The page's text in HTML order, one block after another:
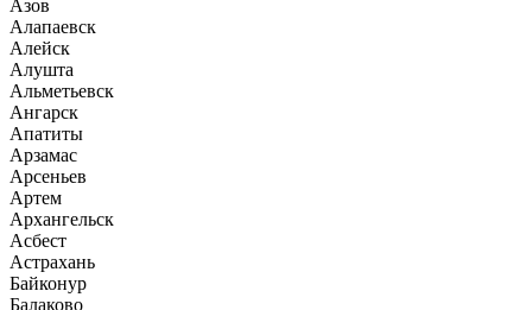
Азов
Алапаевск
Алейск
Алушта
Альметьевск
Ангарск
Апатиты
Арзамас
Арсеньев
Артем
Архангельск
Асбест
Астрахань
Байконур
Балаково